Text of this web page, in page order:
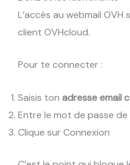
L’accès au webmail OVH
client OVHcloud.
Pour te connecter :
Saisis ton adresse email
Entre le mot de passe
Clique sur Connexion